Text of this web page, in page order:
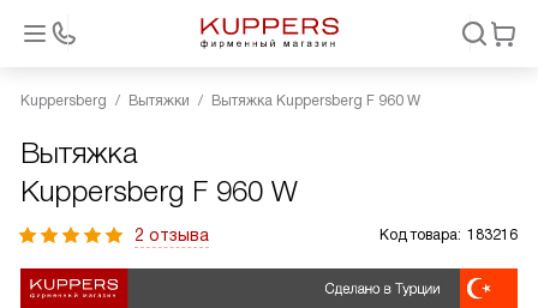
Kuppersberg Вытяжки Вытяжка Kuppersberg F 960 W
Вытяжка
Kuppersberg F 960 W
2 отзыва Код товара: 183216